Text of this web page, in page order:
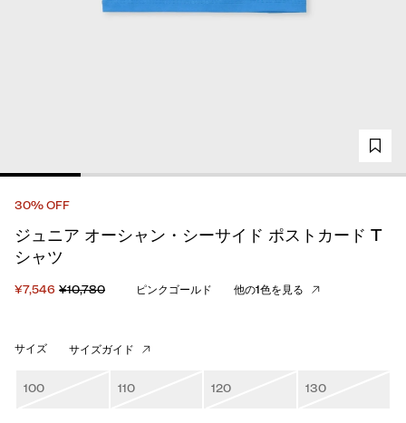
30% OFF
ジュニア オーシャン・シーサイド ポストカード T
シャツ
¥7,546 ¥10,780 ピンクゴールド 他の1色を見る
サイズ サイズガイド
100 110 120 130